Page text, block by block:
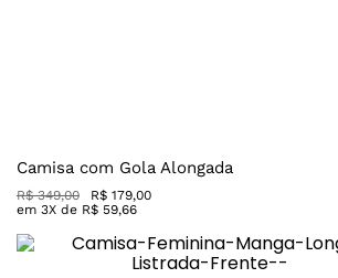
Camisa com Gola Alongada
R$ 349,00 R$ 179,00
em 3X de R$ 59,66